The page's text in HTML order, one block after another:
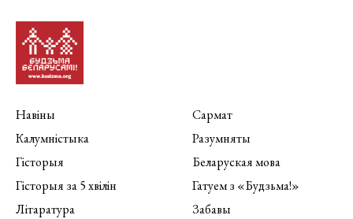
Навіны
Калумністыка
Гісторыя
Гісторыя за 5 хвілін
Літаратура
Сармат
Разумняты
Беларуская мова
Гатуем з «Будзьма!»
Забавы